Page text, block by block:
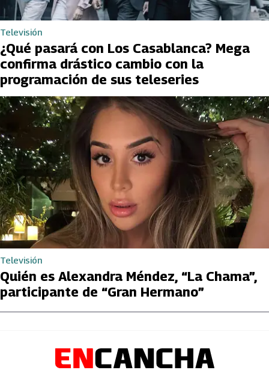
Televisión
¿Qué pasará con Los Casablanca? Mega
confirma drástico cambio con la
programación de sus teleseries
Televisión
Quién es Alexandra Méndez, “La Chama”,
participante de “Gran Hermano”